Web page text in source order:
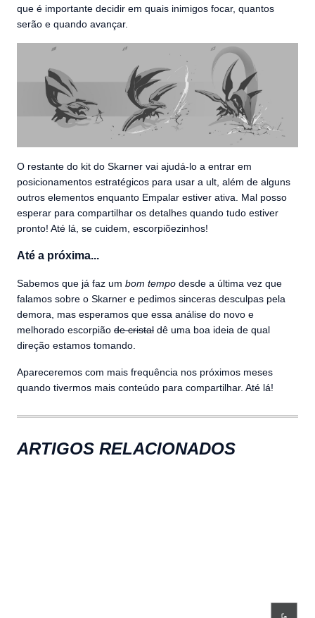
que é importante decidir em quais inimigos focar, quantos
serão e quando avançar.
O restante do kit do Skarner vai ajudá-lo a entrar em
posicionamentos estratégicos para usar a ult, além de alguns
outros elementos enquanto Empalar estiver ativa. Mal posso
esperar para compartilhar os detalhes quando tudo estiver
pronto! Até lá, se cuidem, escorpiõezinhos!
Até a próxima...
Sabemos que já faz um bom tempo desde a última vez que
falamos sobre o Skarner e pedimos sinceras desculpas pela
demora, mas esperamos que essa análise do novo e
melhorado escorpião de cristal dê uma boa ideia de qual
direção estamos tomando.
Apareceremos com mais frequência nos próximos meses
quando tivermos mais conteúdo para compartilhar. Até lá!
ARTIGOS RELACIONADOS